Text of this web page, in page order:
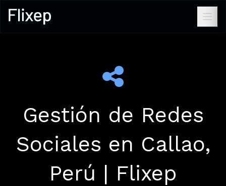
Gestión de Redes
Sociales en Callao,
Perú | Flixep